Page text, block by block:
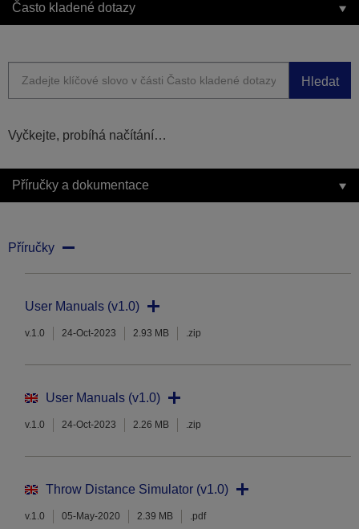
Často kladené dotazy
Hledat
Vyčkejte, probíhá načítání…
Příručky a dokumentace
Příručky
User Manuals (v1.0)
v.1.0 24-Oct-2023 2.93 MB .zip
User Manuals (v1.0)
v.1.0 24-Oct-2023 2.26 MB .zip
Throw Distance Simulator (v1.0)
v.1.0 05-May-2020 2.39 MB .pdf